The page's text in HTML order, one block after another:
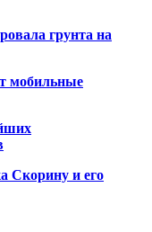
грунта на
мобильные
Скорину и его